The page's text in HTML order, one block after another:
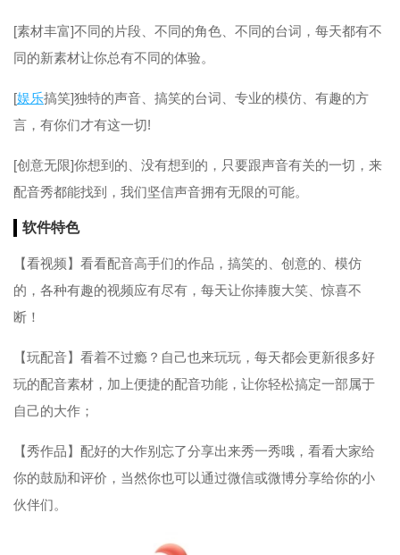
[素材丰富]不同的片段、不同的角色、不同的台词，每天都有不
同的新素材让你总有不同的体验。
[娱乐搞笑]独特的声音、搞笑的台词、专业的模仿、有趣的方
言，有你们才有这一切!
[创意无限]你想到的、没有想到的，只要跟声音有关的一切，来
配音秀都能找到，我们坚信声音拥有无限的可能。
软件特色
【看视频】看看配音高手们的作品，搞笑的、创意的、模仿
的，各种有趣的视频应有尽有，每天让你捧腹大笑、惊喜不
断！
【玩配音】看着不过瘾？自己也来玩玩，每天都会更新很多好
玩的配音素材，加上便捷的配音功能，让你轻松搞定一部属于
自己的大作；
【秀作品】配好的大作别忘了分享出来秀一秀哦，看看大家给
你的鼓励和评价，当然你也可以通过微信或微博分享给你的小
伙伴们。